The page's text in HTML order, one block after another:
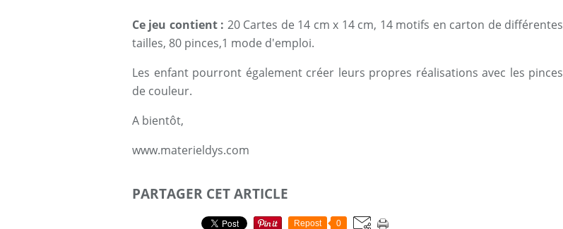
Ce jeu contient : 20 Cartes de 14 cm x 14 cm, 14 motifs en carton de différentes
tailles, 80 pinces,1 mode d'emploi.
Les enfant pourront également créer leurs propres réalisations avec les pinces
de couleur.
A bientôt,
www.materieldys.com
PARTAGER CET ARTICLE
Repost 0